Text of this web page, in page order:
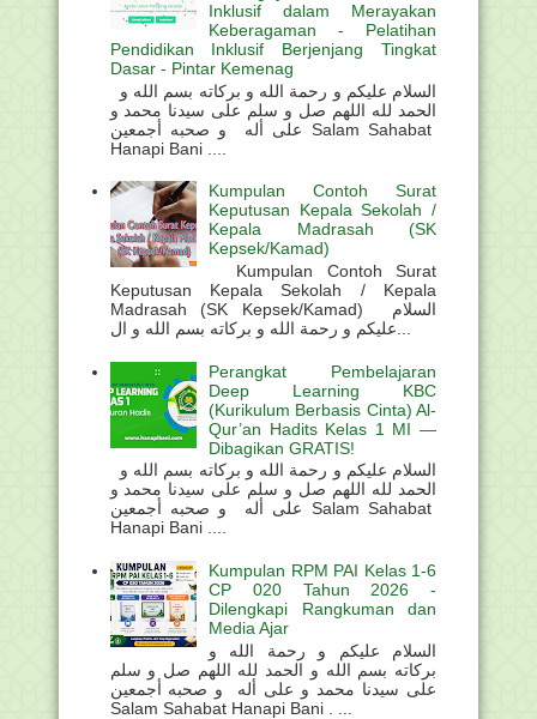
Inklusif dalam Merayakan
Keberagaman - Pelatihan
Pendidikan Inklusif Berjenjang Tingkat
Dasar - Pintar Kemenag
الحمد لله اللهم صل و سلم على سيدنا محمد و
على أله و صحبه أجمعين Salam Sahabat
Hanapi Bani ....
Kumpulan Contoh Surat
Keputusan Kepala Sekolah /
Kepala Madrasah (SK
Kepsek/Kamad)
Kumpulan Contoh Surat
Keputusan Kepala Sekolah / Kepala
Madrasah (SK Kepsek/Kamad) السلام
Perangkat Pembelajaran
Deep Learning KBC
(Kurikulum Berbasis Cinta) Al-
Qur’an Hadits Kelas 1 MI —
Dibagikan GRATIS!
الحمد لله اللهم صل و سلم على سيدنا محمد و
على أله و صحبه أجمعين Salam Sahabat
Hanapi Bani ....
Kumpulan RPM PAI Kelas 1-6
CP 020 Tahun 2026 -
Dilengkapi Rangkuman dan
Media Ajar
السلام عليكم و رحمة الله و
بركاته بسم الله و الحمد لله اللهم صل و سلم
على سيدنا محمد و على أله و صحبه أجمعين
Salam Sahabat Hanapi Bani . ...